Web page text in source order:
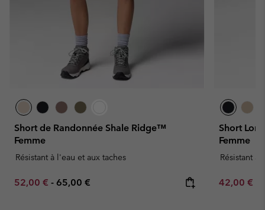
Short de Randonnée Shale Ridge™
Femme
Résistant à l'eau et aux taches
Minimum sale price:
52,00 € - Maximum price:
65,00 €
Short
Femme
Résistant à
Minimum
42,00 €